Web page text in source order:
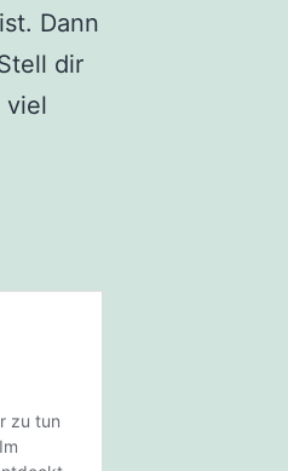
Dann
dir
viel